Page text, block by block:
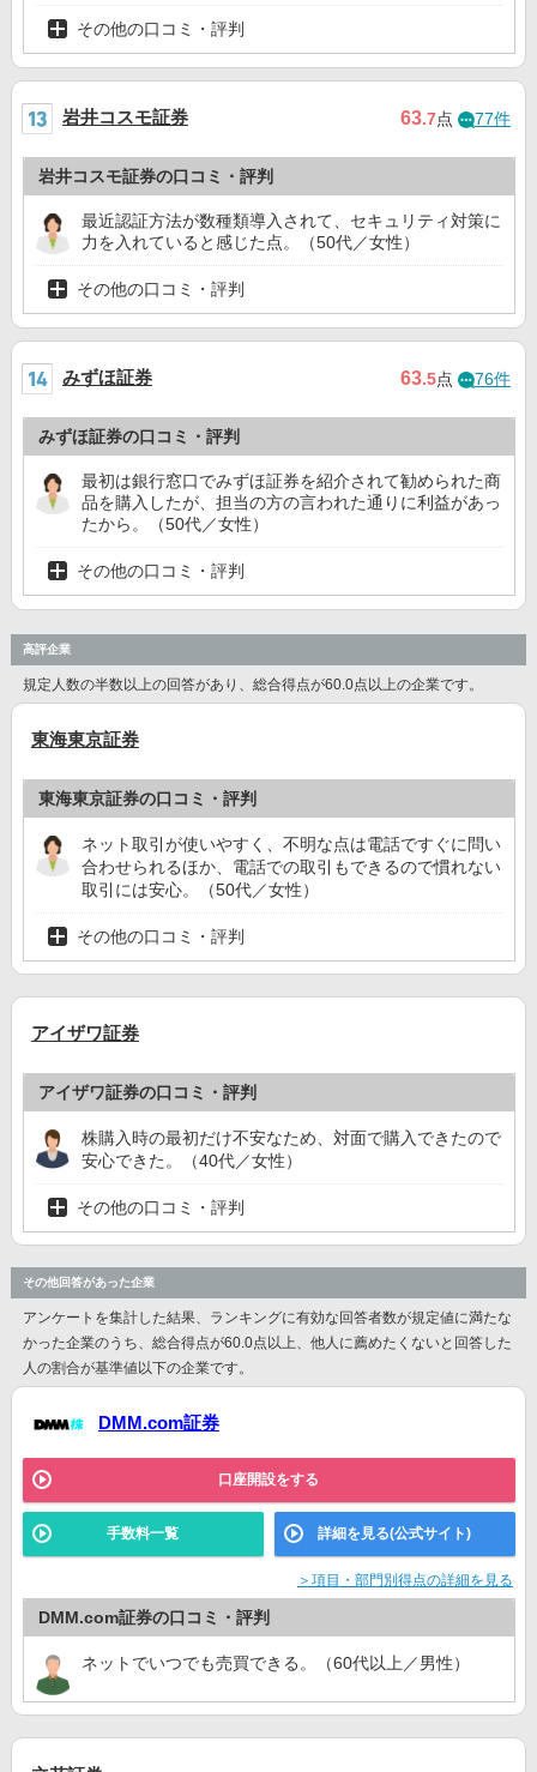
その他の口コミ・評判
岩井コスモ証券 63.7点 77件
岩井コスモ証券の口コミ・評判
最近認証方法が数種類導入されて、セキュリティ対策に
力を入れていると感じた点。（50代／女性）
その他の口コミ・評判
みずほ証券 63.5点 76件
みずほ証券の口コミ・評判
最初は銀行窓口でみずほ証券を紹介されて勧められた商
品を購入したが、担当の方の言われた通りに利益があっ
たから。（50代／女性）
その他の口コミ・評判
高評企業
規定人数の半数以上の回答があり、総合得点が60.0点以上の企業です。
東海東京証券
東海東京証券の口コミ・評判
ネット取引が使いやすく、不明な点は電話ですぐに問い
合わせられるほか、電話での取引もできるので慣れない
取引には安心。（50代／女性）
その他の口コミ・評判
アイザワ証券
アイザワ証券の口コミ・評判
株購入時の最初だけ不安なため、対面で購入できたので
安心できた。（40代／女性）
その他の口コミ・評判
その他回答があった企業
アンケートを集計した結果、ランキングに有効な回答者数が規定値に満たな
かった企業のうち、総合得点が60.0点以上、他人に薦めたくないと回答した
人の割合が基準値以下の企業です。
DMM.com証券
口座開設をする
手数料一覧 詳細を見る(公式サイト)
＞項目・部門別得点の詳細を見る
DMM.com証券の口コミ・評判
ネットでいつでも売買できる。（60代以上／男性）